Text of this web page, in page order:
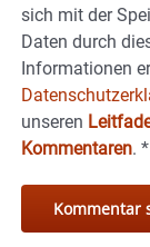
sich mit der
Daten durch
Informationen
unseren
Kommentaren. *